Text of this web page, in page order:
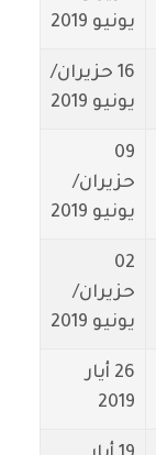
يونيو 2019
16 حزيران/
يونيو 2019
09
حزيران/
يونيو 2019
02
حزيران/
يونيو 2019
26 أيار
2019